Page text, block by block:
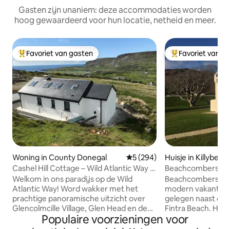
Gasten zijn unaniem: deze accommodaties worden
hoog gewaardeerd voor hun locatie, netheid en meer.
Topfavoriet van gasten
Favoriet van gasten
Woning in County Donegal Gemiddelde beoordeling
5 (294)
Cashel Hill Cottage – Wild Atlantic Way –
Zeezicht
Welkom in ons paradijs op de Wild
Atlantic Way! Word wakker met het
prachtige panoramische uitzicht over
Glencolmcille Village, Glen Head en de
Atlantische Oceaan die gewoon
Topfavoriet van
Favoriet van
Huisje in Killybegs
Beachcombers
Luxury -WIFI-
Beachcombers
modern
gelegen naast de
Fintra Beach. Het
Atlantic Way op
Populaire voorzieningen voor